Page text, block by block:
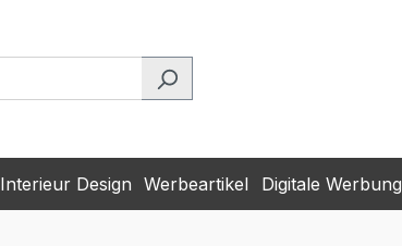
Interieur Design Werbeartikel Digitale Werbung